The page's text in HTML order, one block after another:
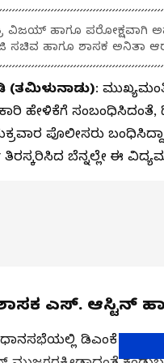
ವಿಜಯ್ ಹಾಗೂ ಪರೋಕ್ಷವಾಗಿ
ಹಾಗೂ ಶಾಸಕ ಅನಿತಾ ಆರ್.
(ತಮಿಳುನಾಡು):
ಹೇಳಿಕೆಗೆ
ಪೊಲೀಸರು
ಬೆನ್ನಲ್ಲೇ ಈ
ಎಸ್‌. ಆಸ್ಟಿನ್‌
ಡಿಎಂಕೆ ಶಾಸಕ